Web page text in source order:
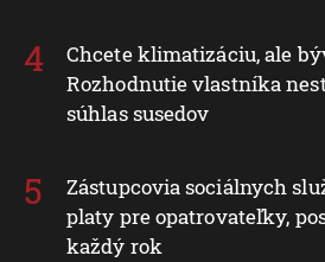
Chcete klimatizáciu, ale
Rozhodnutie vlastníka
súhlas susedov
Zástupcovia sociálnych
platy pre opatrovateľky,
každý rok